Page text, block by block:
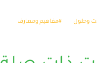
وحلول مفاهيم ومعارف